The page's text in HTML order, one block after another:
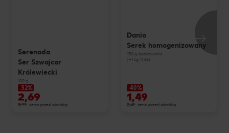
Serenada
Ser Szwajcar
Królewiecki
100 g
-32%
2,69
3,99 cena przed obniżką
Danio
Serek homogenizowany
130 g opakowanie
(=1 kg 11,46)
-40%
1,49
2,49 cena przed obniżką